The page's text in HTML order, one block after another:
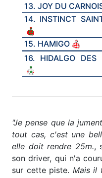
13. JOY DU
14. INSTINCT
15. HAMIGO
16. HIDALGO DES
"Je pense que la
tout cas, c'est une
elle doit rendre 25m.,
son driver, qui n'a
sur cette piste. Mais il